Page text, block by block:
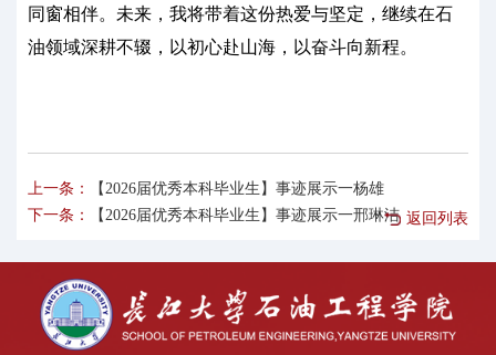
同窗相伴。未来，我将带着这份热爱与坚定，继续在石
油领域深耕不辍，以初心赴山海，以奋斗向新程。
上一条：
【2026届优秀本科毕业生】事迹展示一杨雄
下一条：
【2026届优秀本科毕业生】事迹展示一邢琳洁 返回列表